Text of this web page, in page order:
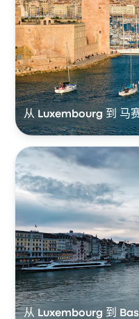
从 Luxembourg 到 马
从 Luxembourg 到